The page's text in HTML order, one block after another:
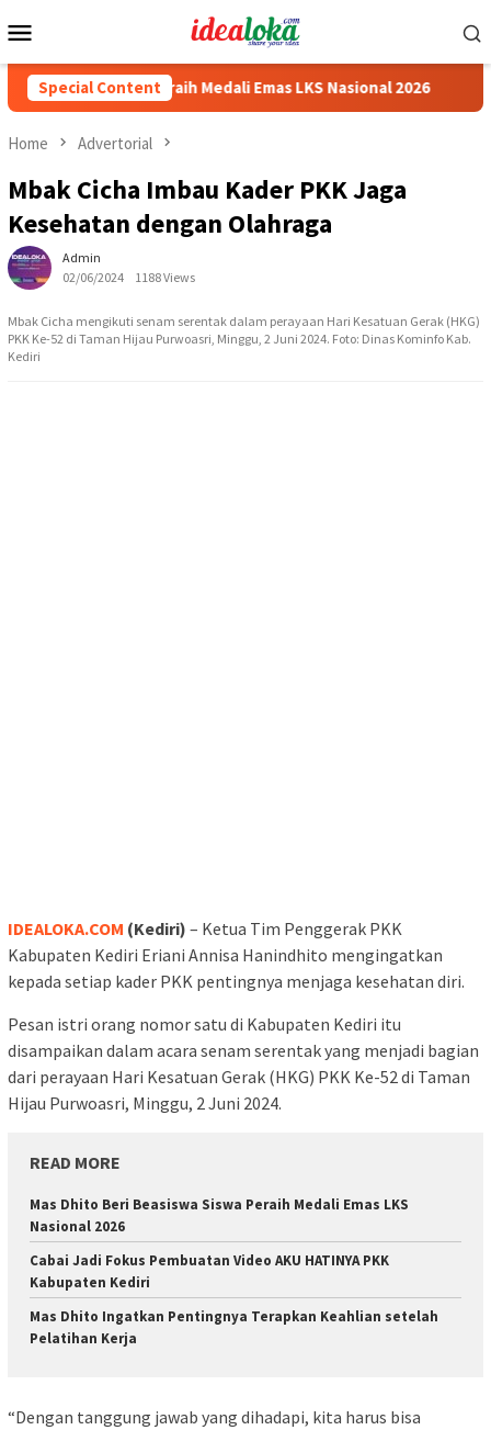
to
Menu
Special Content
Siswa Peraih Medali Emas LKS Nasional 2026 Cabai
Home Advertorial
Mbak Cicha Imbau Kader PKK Jaga
Kesehatan dengan Olahraga
Admin
02/06/2024
1188 Views
Mbak Cicha mengikuti senam serentak dalam perayaan Hari Kesatuan Gerak (HKG)
PKK Ke-52 di Taman Hijau Purwoasri, Minggu, 2 Juni 2024. Foto: Dinas Kominfo Kab.
Kediri
IDEALOKA.COM (Kediri) – Ketua Tim Penggerak PKK
Kabupaten Kediri Eriani Annisa Hanindhito mengingatkan
kepada setiap kader PKK pentingnya menjaga kesehatan diri.
Pesan istri orang nomor satu di Kabupaten Kediri itu
disampaikan dalam acara senam serentak yang menjadi bagian
dari perayaan Hari Kesatuan Gerak (HKG) PKK Ke-52 di Taman
Hijau Purwoasri, Minggu, 2 Juni 2024.
READ MORE
Mas Dhito Beri Beasiswa Siswa Peraih Medali Emas LKS
Nasional 2026
Cabai Jadi Fokus Pembuatan Video AKU HATINYA PKK
Kabupaten Kediri
Mas Dhito Ingatkan Pentingnya Terapkan Keahlian setelah
Pelatihan Kerja
“Dengan tanggung jawab yang dihadapi, kita harus bisa